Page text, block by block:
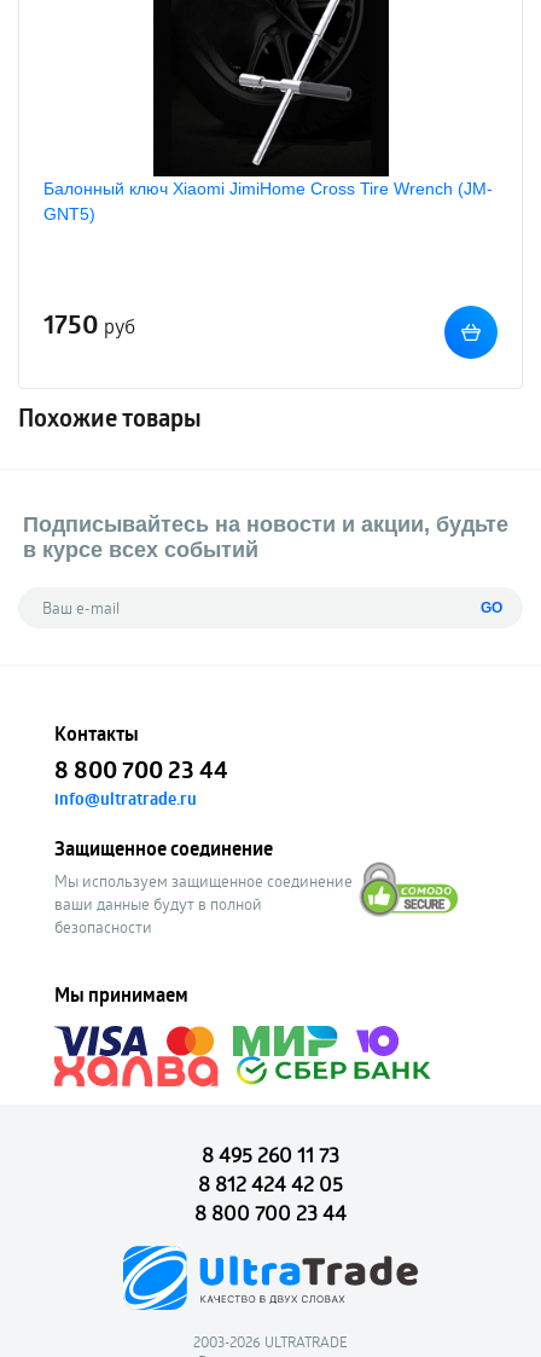
Балонный ключ Xiaomi JimiHome Cross Tire Wrench (JM-
GNT5)
1750 руб
Похожие товары
Подписывайтесь на новости и акции, будьте
в курсе всех событий
GO
Контакты
8 800 700 23 44
info@ultratrade.ru
Защищенное соединение
Мы используем защищенное соединение
ваши данные будут в полной
безопасности
Мы принимаем
8 495 260 11 73
8 812 424 42 05
8 800 700 23 44
2003-2026 ULTRATRADE